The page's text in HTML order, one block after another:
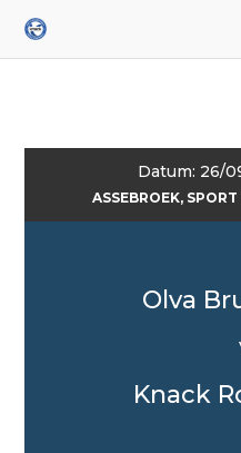
Datum: 26/
ASSEBROEK,
Olva
Knack